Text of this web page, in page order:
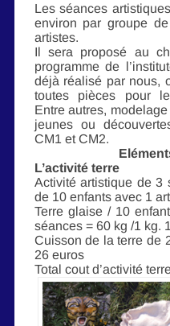
Les séances
environ par groupe
artistes.
Il sera proposé au
programme de
déjà réalisé par nous,
toutes pièces pour
Entre autres,
jeunes ou
CM1 et CM2.
L’activité terre
Activité artistique de 3
de 10 enfants avec 1
Terre glaise / 10
séances = 60 kg /1 kg.
Cuisson de la terre de
26 euros
Total cout d’activité